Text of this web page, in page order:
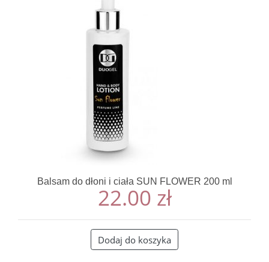
Balsam do dłoni i ciała SUN FLOWER 200 ml
22.00 zł
Dodaj do koszyka